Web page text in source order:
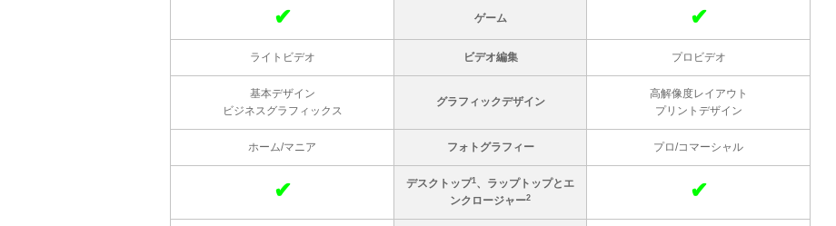
✔
ゲーム ✔
ライトビデオ ビデオ編集 プロビデオ
基本デザイン
ビジネスグラフィックス
グラフィックデザイン
高解像度レイアウト
プリントデザイン
ホーム/マニア フォトグラフィー プロ/コマーシャル
✔ デスクトップ1 、ラップトップとエ
ンクロージャー2 ✔